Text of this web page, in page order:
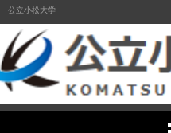
公立小松大学